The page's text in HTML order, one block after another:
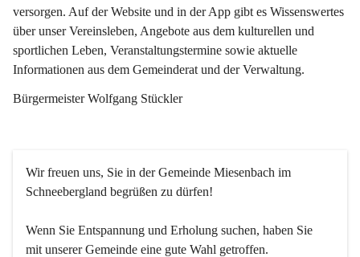
versorgen. Auf der Website und in der App gibt es Wissenswertes
über unser Vereinsleben, Angebote aus dem kulturellen und
sportlichen Leben, Veranstaltungstermine sowie aktuelle
Informationen aus dem Gemeinderat und der Verwaltung.
Bürgermeister Wolfgang Stückler
Wir freuen uns, Sie in der Gemeinde Miesenbach im
Schneebergland begrüßen zu dürfen!
Wenn Sie Entspannung und Erholung suchen, haben Sie
mit unserer Gemeinde eine gute Wahl getroffen.